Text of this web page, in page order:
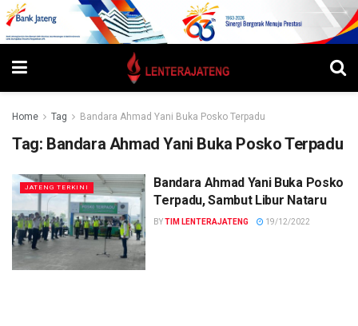
Home Tag Bandara Ahmad Yani Buka Posko Terpadu
Tag: Bandara Ahmad Yani Buka Posko Terpadu
JATENG TERKINI
Bandara Ahmad Yani Buka Posko
Terpadu, Sambut Libur Nataru
BYTIM LENTERAJATENG 19/12/2022